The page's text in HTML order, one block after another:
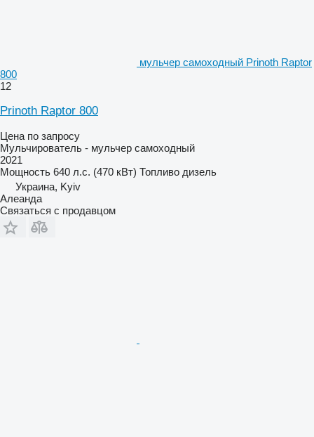
мульчер самоходный Prinoth Raptor
800
12
Prinoth Raptor 800
Цена по запросу
Мульчирователь - мульчер самоходный
2021
Мощность 640 л.с. (470 кВт) Топливо дизель
Украина, Kyiv
Алеанда
Связаться с продавцом